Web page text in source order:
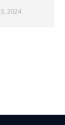
2024